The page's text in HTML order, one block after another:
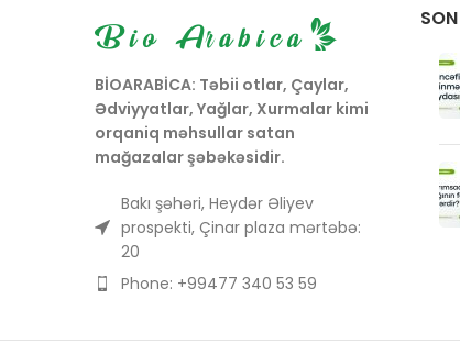
BİOARABİCA: Təbii otlar, Çaylar,
Ədviyyatlar, Yağlar, Xurmalar kimi
orqaniq məhsullar satan
mağazalar şəbəkəsidir.
Bakı şəhəri, Heydər Əliyev
prospekti, Çinar plaza mərtəbə:
20
Phone: +99477 340 53 59